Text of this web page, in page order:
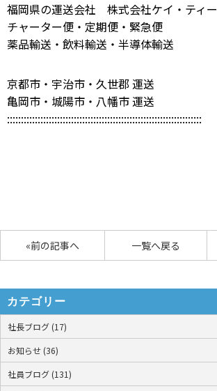
福岡県の運送会社 株式会社ケイ・ティー
チャーター便・定期便・緊急便
薬品輸送・飲料輸送・半導体輸送
京都市・宇治市・久世郡 運送
亀岡市・城陽市・八幡市 運送
::::::::::::::::::::::::::::::::::::::::::::::::::::::::::::::::::::::
«前の記事へ 一覧へ戻る
カテゴリー
社長ブログ (17)
お知らせ (36)
社員ブログ (131)